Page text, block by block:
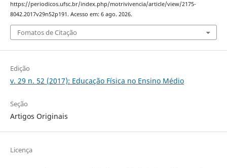
https://periodicos.ufsc.br/index.php/motrivivencia/article/view/2175-
8042.2017v29n52p191. Acesso em: 6 ago. 2026.
Fomatos de Citação
Edição
v. 29 n. 52 (2017): Educação Física no Ensino Médio
Seção
Artigos Originais
Licença